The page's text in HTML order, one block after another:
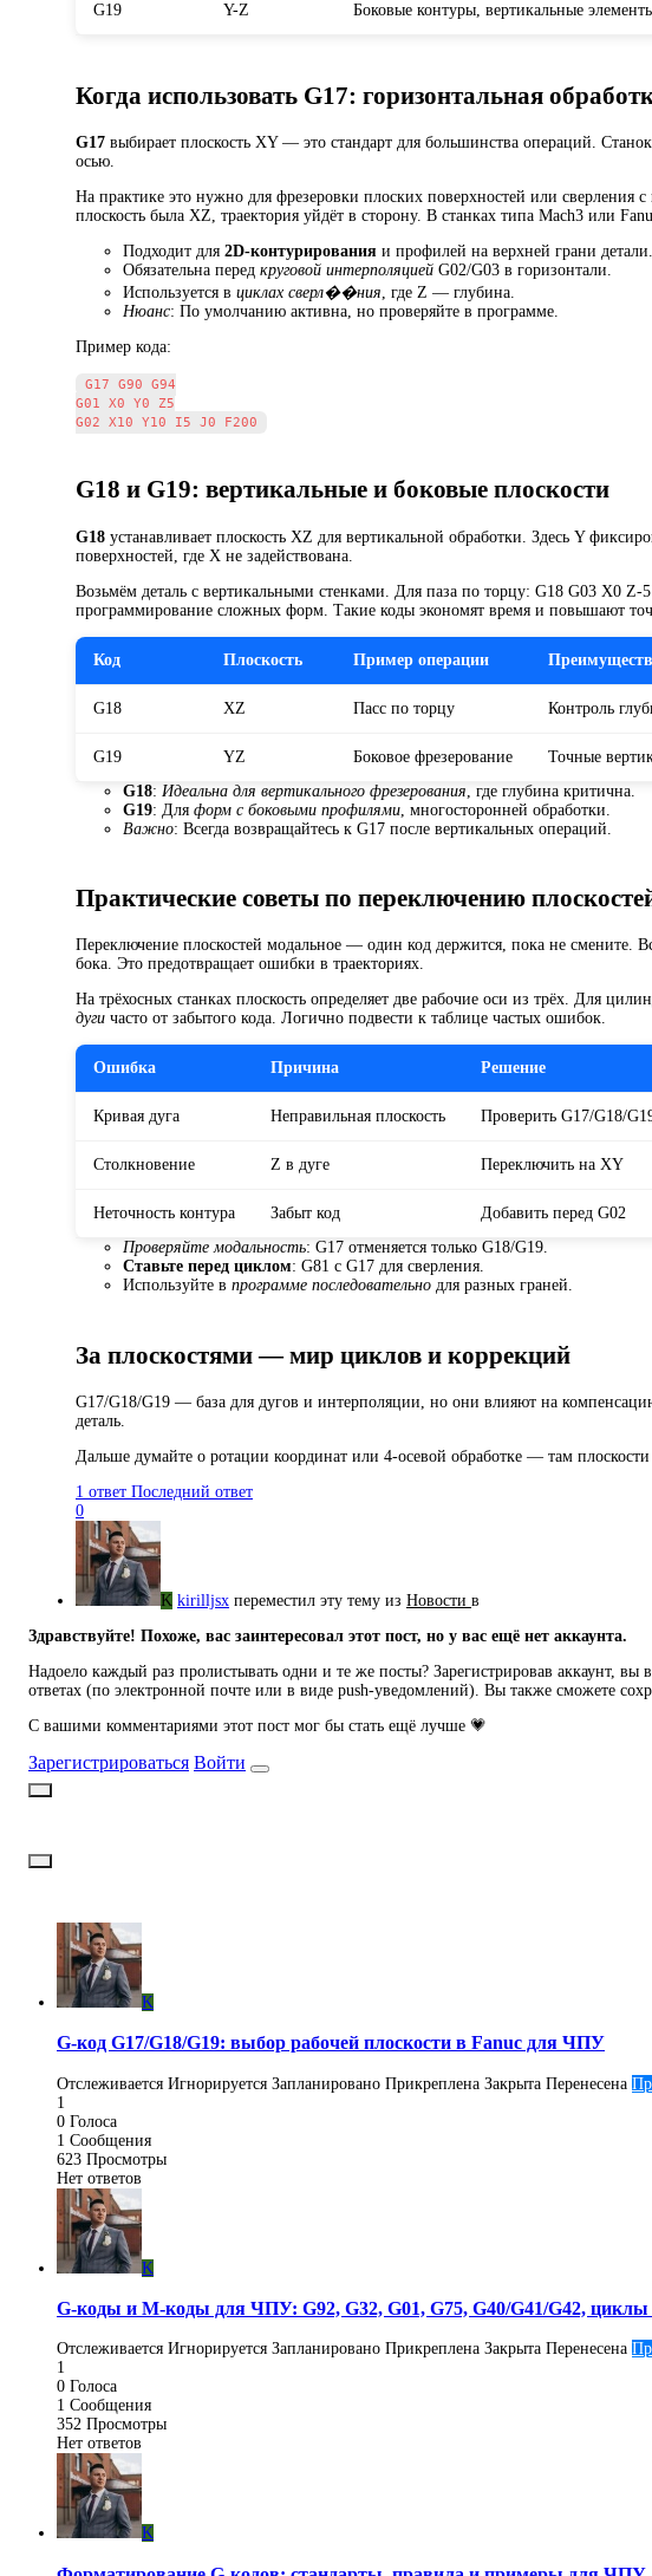
G19 Y-Z Боковые контуры, вертикальные
Когда использовать G17: горизонтальная
G17 выбирает плоскость XY — это стандарт для большинства операций.
осью.
На практике это нужно для фрезеровки плоских поверхностей или сверления
плоскость была XZ, траектория уйдёт в сторону. В станках типа Mach3 или
Подходит для 2D-контурирования и профилей на верхней грани детали.
Обязательна перед круговой интерполяцией G02/G03 в горизонтали.
Используется в циклах сверл��ния, где Z — глубина.
Нюанс: По умолчанию активна, но проверяйте в программе.
Пример кода:
G17 G90 G94
G01 X0 Y0 Z5
G18 и G19: вертикальные и боковые плоскости
G18 устанавливает плоскость XZ для вертикальной обработки. Здесь Y
поверхностей, где X не задействована.
Возьмём деталь с вертикальными стенками. Для паза по торцу: G18 G03 X0
программирование сложных форм. Такие коды экономят время и повышают
Код Плоскость Пример операции
G18 XZ Пасс по торцу Контроль
G19 YZ Боковое фрезерование
Точные
G18: Идеальна для вертикального фрезерования , где глубина критична.
G19: Для форм с боковыми профилями , многосторонней обработки.
Важно: Всегда возвращайтесь к G17 после вертикальных операций.
Практические советы по переключению
Переключение плоскостей модальное — один код держится, пока не смените.
бока. Это предотвращает ошибки в траекториях.
На трёхосных станках плоскость определяет две рабочие оси из трёх. Для
дуги часто от забытого кода. Логично подвести к таблице частых ошибок.
Ошибка Причина Решение
Кривая дуга Неправильная плоскость Проверить G17/G18/
Столкновение Z в дуге Переключить на XY
Неточность контура Забыт код
Добавить перед G02
Проверяйте модальность: G17 отменяется только G18/G19.
Ставьте перед циклом: G81 с G17 для сверления.
Используйте в программе последовательно для разных граней.
За плоскостями — мир циклов и коррекций
G17/G18/G19 — база для дугов и интерполяции, но они влияют на
деталь.
Дальше думайте о ротации координат или 4-осевой обработке — там
1 ответ Последний ответ
0
K kirilljsx переместил эту тему из Новости в
Здравствуйте! Похоже, вас заинтересовал этот пост, но у вас ещё нет аккаунта.
Надоело каждый раз пролистывать одни и те же посты? Зарегистрировав аккаунт,
ответах (по электронной почте или в виде push-уведомлений). Вы также сможете
С вашими комментариями этот пост мог бы стать ещё лучше 💗
Зарегистрироваться Войти
K
G-код G17/G18/G19: выбор рабочей плоскости в Fanuc для ЧПУ
Отслеживается Игнорируется Запланировано Прикреплена Закрыта Перенесена
1
0 Голоса
1 Сообщения
623 Просмотры
Нет ответов
K
G-коды и M-коды для ЧПУ: G92, G32, G01, G75, G40/G41/G42, циклы
Отслеживается Игнорируется Запланировано Прикреплена Закрыта Перенесена
1
0 Голоса
1 Сообщения
352 Просмотры
Нет ответов
K